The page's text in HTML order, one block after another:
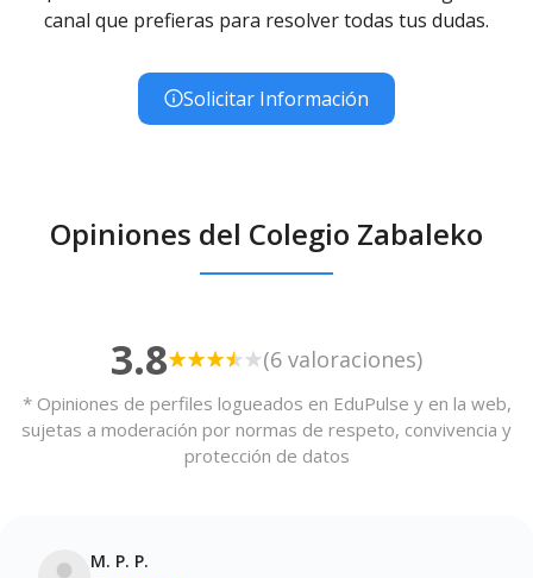
canal que prefieras para resolver todas tus dudas.
Solicitar Información
Opiniones del Colegio Zabaleko
3.8 (6 valoraciones)
* Opiniones de perfiles logueados en EduPulse y en la web,
sujetas a moderación por normas de respeto, convivencia y
protección de datos
M. P. P.